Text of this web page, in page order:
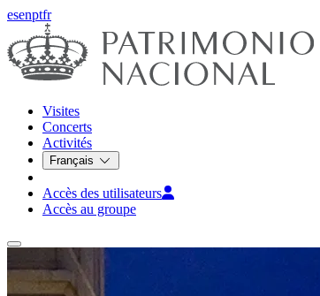
esenptfr
Visites
Concerts
Activités
Français
Accès des utilisateurs
Accès au groupe